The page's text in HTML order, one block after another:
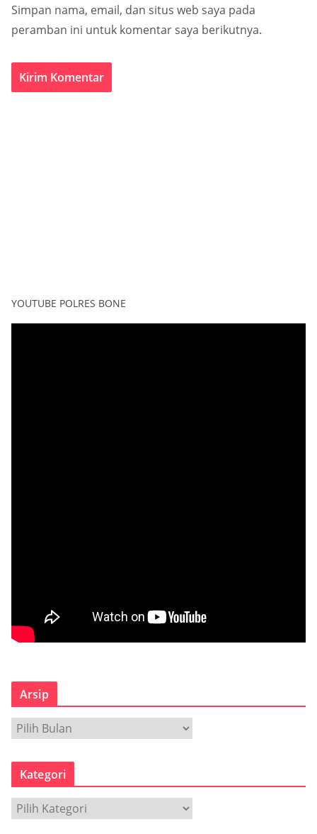
Simpan nama, email, dan situs web saya pada
peramban ini untuk komentar saya berikutnya.
YOUTUBE POLRES BONE
Arsip
r
s
p
Kategori
a